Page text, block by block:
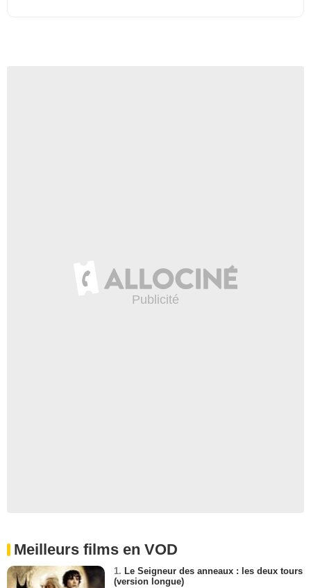
Meilleurs films en VOD
1. Le Seigneur des anneaux : les deux tours
(version longue)